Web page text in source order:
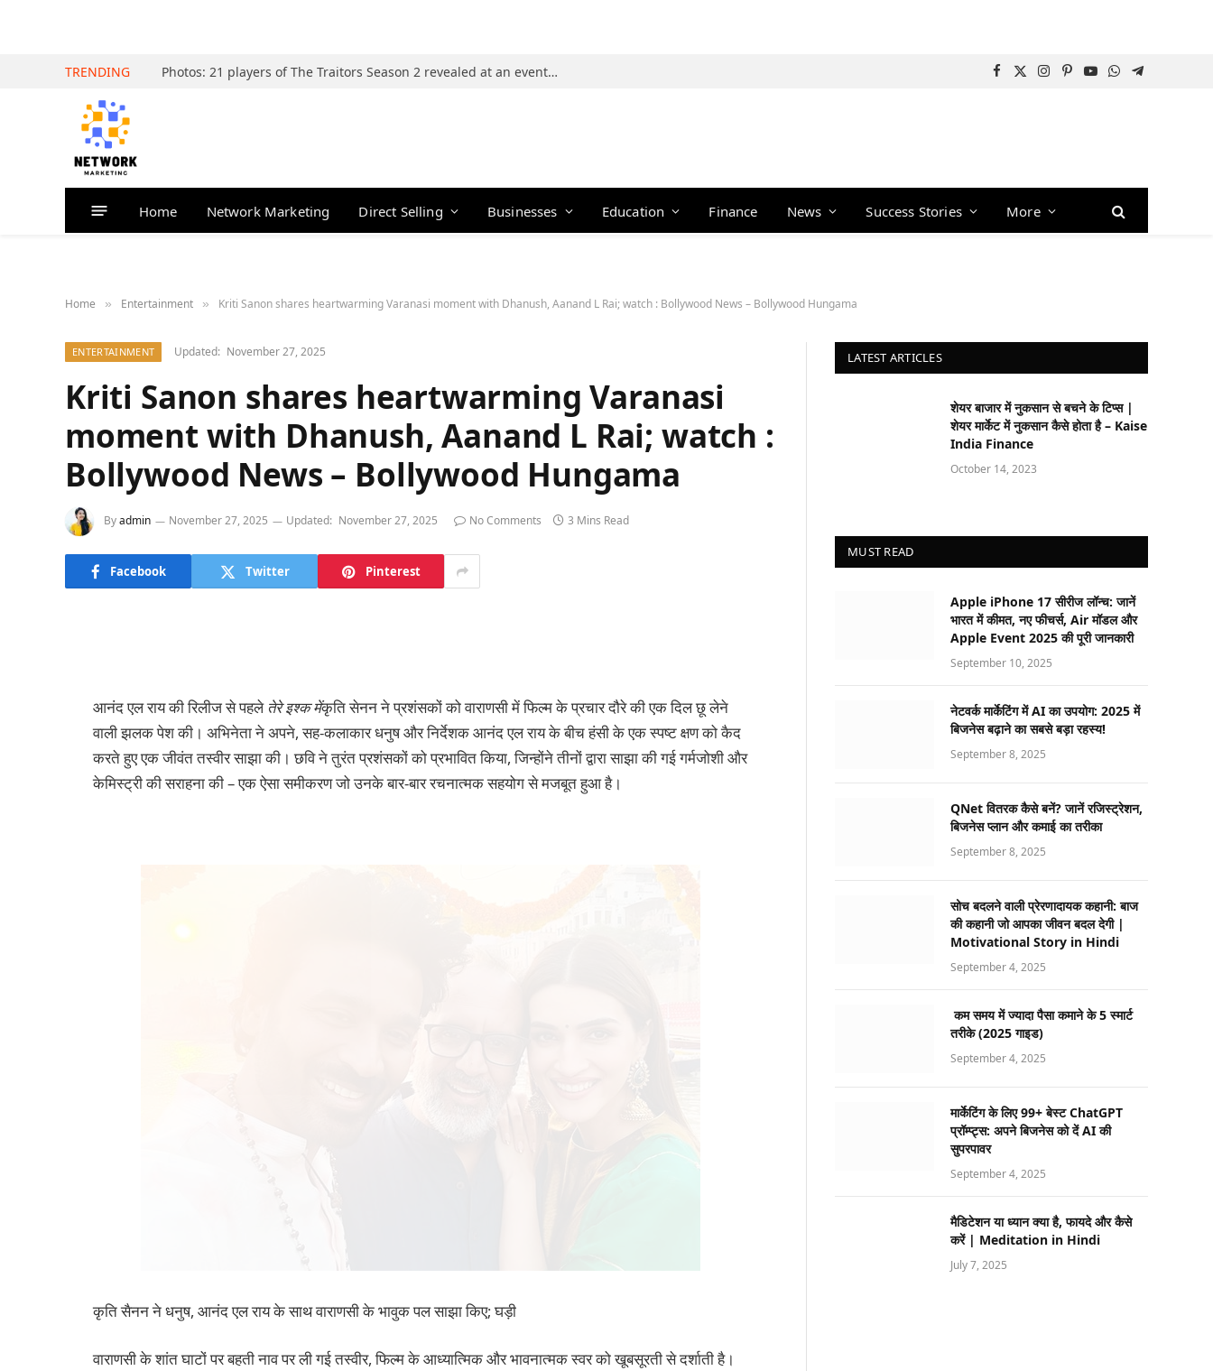
TRENDING Photos: 21 players of The Traitors Season 2 revealed at an event in Mumbai Facebook
X
Instagram
Pinterest
YouTube
WhatsApp
Telegram
Home Network Marketing Direct Selling Businesses Education Finance News Success Stories More
Home » Entertainment » Kriti Sanon shares heartwarming Varanasi moment with Dhanush, Aanand L Rai; watch : Bollywood News – Bollywood Hungama
ENTERTAINMENT Updated: November 27, 2025
Kriti Sanon shares heartwarming Varanasi
moment with Dhanush, Aanand L Rai; watch :
Bollywood News – Bollywood Hungama
Byadmin November 27, 2025 Updated: November 27, 2025 No Comments 3 Mins Read
Facebook Twitter Pinterest
आनंद एल राय की रिलीज से पहले तेरे इश्क मेंकृति सेनन ने प्रशंसकों को वाराणसी में फिल्म के प्रचार दौरे की एक दिल छू लेने
वाली झलक पेश की। अभिनेता ने अपने, सह-कलाकार धनुष और निर्देशक आनंद एल राय के बीच हंसी के एक स्पष्ट क्षण को कैद
करते हुए एक जीवंत तस्वीर साझा की। छवि ने तुरंत प्रशंसकों को प्रभावित किया, जिन्होंने तीनों द्वारा साझा की गई गर्मजोशी और
केमिस्ट्री की सराहना की – एक ऐसा समीकरण जो उनके बार-बार रचनात्मक सहयोग से मजबूत हुआ है।
कृति सैनन ने धनुष, आनंद एल राय के साथ वाराणसी के भावुक पल साझा किए; घड़ी
वाराणसी के शांत घाटों पर बहती नाव पर ली गई तस्वीर, फिल्म के आध्यात्मिक और भावनात्मक स्वर को खूबसूरती से दर्शाती है।
LATEST ARTICLES
शेयर बाजार में नुकसान से बचने के टिप्स |
शेयर मार्केट में नुकसान कैसे होता है – Kaise
India Finance
October 14, 2023
MUST READ
Apple iPhone 17 सीरीज लॉन्च: जानें
भारत में कीमत, नए फीचर्स, Air मॉडल और
Apple Event 2025 की पूरी जानकारी
September 10, 2025
नेटवर्क मार्केटिंग में AI का उपयोग: 2025 में
बिजनेस बढ़ाने का सबसे बड़ा रहस्य!
September 8, 2025
QNet वितरक कैसे बनें? जानें रजिस्ट्रेशन,
बिजनेस प्लान और कमाई का तरीका
September 8, 2025
सोच बदलने वाली प्रेरणादायक कहानी: बाज
की कहानी जो आपका जीवन बदल देगी |
Motivational Story in Hindi
September 4, 2025
कम समय में ज्यादा पैसा कमाने के 5 स्मार्ट
तरीके (2025 गाइड)
September 4, 2025
मार्केटिंग के लिए 99+ बेस्ट ChatGPT
प्रॉम्प्ट्स: अपने बिजनेस को दें AI की
सुपरपावर
September 4, 2025
मैडिटेशन या ध्यान क्या है, फायदे और कैसे
करें | Meditation in Hindi
July 7, 2025